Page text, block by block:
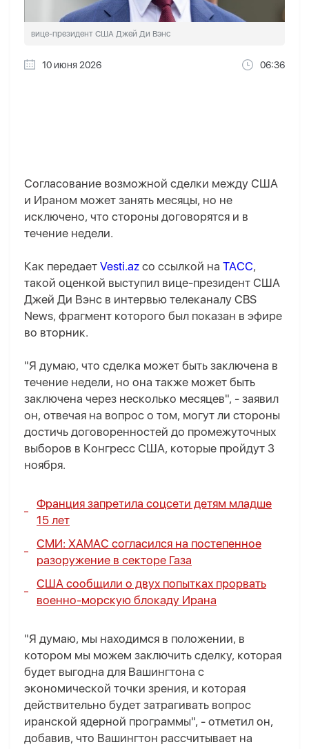
вице-президент США Джей Ди Вэнс
10 июня 2026 06:36
Согласование возможной сделки между США
и Ираном может занять месяцы, но не
исключено, что стороны договорятся и в
течение недели.
Как передает Vesti.az со ссылкой на ТАСС,
такой оценкой выступил вице-президент США
Джей Ди Вэнс в интервью телеканалу CBS
News, фрагмент которого был показан в эфире
во вторник.
"Я думаю, что сделка может быть заключена в
течение недели, но она также может быть
заключена через несколько месяцев", - заявил
он, отвечая на вопрос о том, могут ли стороны
достичь договоренностей до промежуточных
выборов в Конгресс США, которые пройдут 3
ноября.
Франция запретила соцсети детям младше
15 лет
СМИ: ХАМАС согласился на постепенное
разоружение в секторе Газа
США сообщили о двух попытках прорвать
военно-морскую блокаду Ирана
"Я думаю, мы находимся в положении, в
котором мы можем заключить сделку, которая
будет выгодна для Вашингтона с
экономической точки зрения, и которая
действительно будет затрагивать вопрос
иранской ядерной программы", - отметил он,
добавив, что Вашингтон рассчитывает на